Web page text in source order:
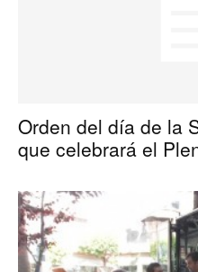
Orden del día de la
que celebrará el